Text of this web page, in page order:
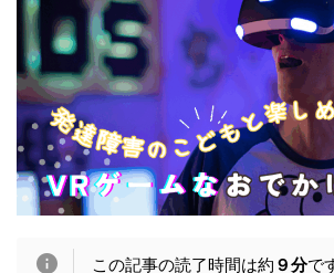
この記事の読了時間は約９分で